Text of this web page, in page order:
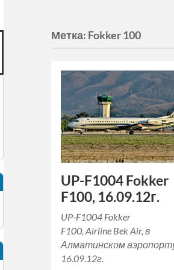
Метка: Fokker 100
UP-F1004 Fokker
F100, 16.09.12г.
UP-F1004 Fokker
F100, Airline Bek Air, в
Алматинском
16.09.12г.